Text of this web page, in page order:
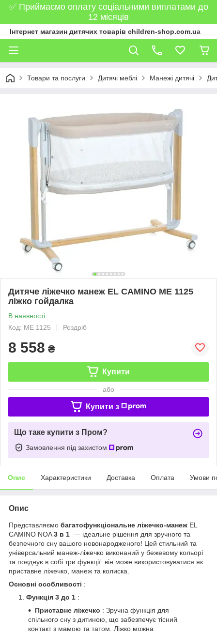
✅ Приймаємо оплату соціальними виплатами до
12 місяців
Інтернет магазин дитячих товарів children-shop.com.ua
Товари та послуги Дитячі меблі Манежі дитячі
Дитяче ліжечко манеж EL CAMINO ME 1125
ліжко гойдалка
В наявності
Код: ME 1125
Роздріб
8 558 ₴
Купити
або
Купити з
Що таке купити з Пром?
Замовлення під захистом
Опис Характеристики Доставка Оплата Умови
Опис
Представляємо багатофункціональне ліжечко-манеж EL
CAMINO NOA3 в 1 — ідеальне рішення для зручного та
безпечного сну вашого новонародженого! Цей стильний та
універсальний манеж-ліжечко виконаний у бежевому кольорі
та поєднує в собі три функції: він може використовуватися як
приставне ліжечко, манеж та колиска.
Основні особливості :
Функція 3 до 1 :
Приставне ліжечко : Зручна функція для
спільного сну з дитиною, що забезпечує тісний
контакт з мамою та татом. Ліжко можна